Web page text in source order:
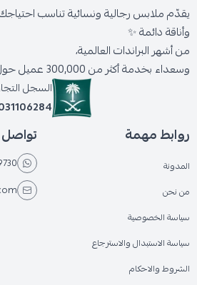
يقدّم ملابس رجالية ونسائية تناسب
وأناقة دائمة ✨
من أشهر البراندات العالمية،
وسعداء بخدمة أكثر من 300,000 عميل حول المملكة.
السجل
روابط مهمة
المدونة
من نحن
سياسة الخصوصية
سياسة الاستبدال والاسترجاع
الشروط والاحكام